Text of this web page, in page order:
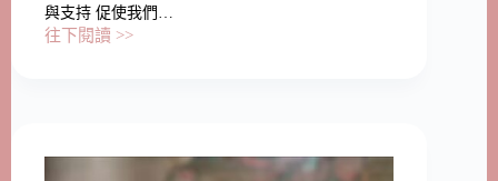
與支持 促使我們…
往下閱讀 >>